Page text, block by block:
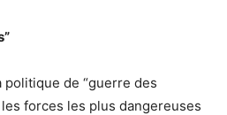
politique de “guerre des
forces les plus dangereuses